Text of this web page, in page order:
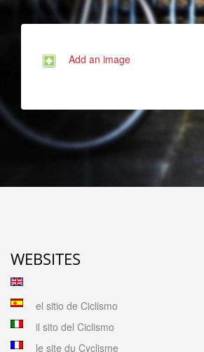
Add an image
WEBSITES
el sitio de Ciclismo
il sito del Ciclismo
le site du Cyclisme